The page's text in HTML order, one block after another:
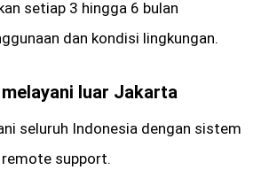
setiap 3 hingga 6 bulan
dan kondisi lingkungan.
luar Jakarta
seluruh Indonesia dengan sistem
support.